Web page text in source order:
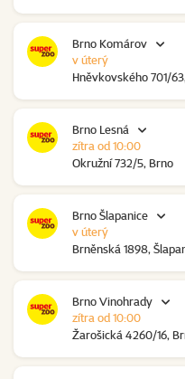
Brno Komárov
Hněvkovského 701/
v úterý
Brno Lesná
Okružní 732/5, Brno
zítra od 10:00
Brno Šlapanice
Brněnská 1898,
v úterý
Brno Vinohrady
Žarošická 4260/16,
zítra od 10:00